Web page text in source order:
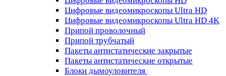
Цифровые видеомикроскопы Ultra HD
Цифровые видеомикроскопы Ultra HD 4K
Припой проволочный
Припой трубчатый
Пакеты антистатические закрытые
Пакеты антистатические открытые
Блоки дымоуловителя